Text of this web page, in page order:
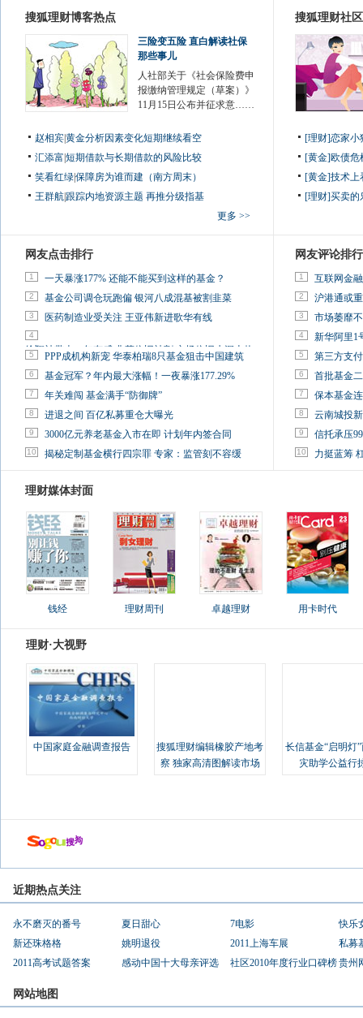
搜狐理财博客热点
三险变五险 直白解读社保
那些事儿
人社部关于《社会保险费申
报缴纳管理规定（草案）》
11月15日公布并征求意……
赵相宾黄金分析因素变化短期继续看空
汇添富 短期借款与长期借款的风险比较
笑看红绿保障房为谁而建（南方周末）
王群航跟踪内地资源主题 再推分级指基
更多 >>
搜狐理财社
[理财]恋家小
[黄金]欧债危
[黄金]技术上
[理财]买卖的
网友点击排行
1 一天暴涨177% 还能不能买到这样的基金？
2 基金公司调仓玩跑偏 银河八成混基被割韭菜
3 医药制造业受关注 王亚伟新进歌华有线
4
徐翔被带走一年有感:韭菜依旧被割 市场依旧水深火热
5 PPP成机构新宠 华泰柏瑞8只基金狙击中国建筑
6 基金冠军？年内最大涨幅！一夜暴涨177.29%
7 年关难闯 基金满手“防御牌”
8 进退之间 百亿私募重仓大曝光
9 3000亿元养老基金入市在即 计划年内签合同
10 揭秘定制基金横行四宗罪 专家：监管刻不容缓
网友评论排行
1 互联网金
2 沪港通或
3 市场萎靡
4 新华阿里1
5 第三方支
6 首批基金
7 保本基金
8 云南城投
9 信托承压
10 力挺蓝筹
理财媒体封面
钱经 理财周刊 卓越理财 用卡时代
理财·大视野
中国家庭金融调查报告
搜狐理财编辑橡胶产地考
察 独家高清图解读市场
长信基金“启明灯
灾助学公益行
近期热点关注
永不磨灭的番号 夏日甜心 7电影
快乐
新还珠格格
姚明退役 2011上海车展
私募
2011高考试题答案
感动中国十大母亲评选 社区2010年度行业口碑榜贵州
网站地图